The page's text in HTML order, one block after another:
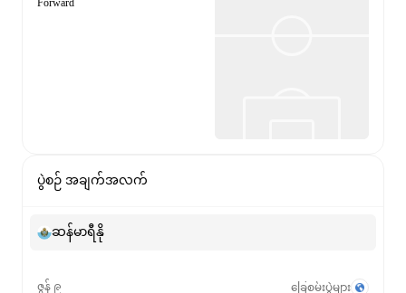
Forward
ပွဲစဉ် အချက်အလက်
ဆန်မာရီနို
ဇွန် ၉ ခြေစမ်းပွဲများ